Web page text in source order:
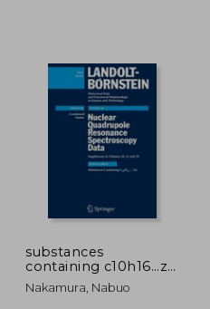
substances
containing c10h16...zn
(en Inglés)
Nakamura, Nabuo